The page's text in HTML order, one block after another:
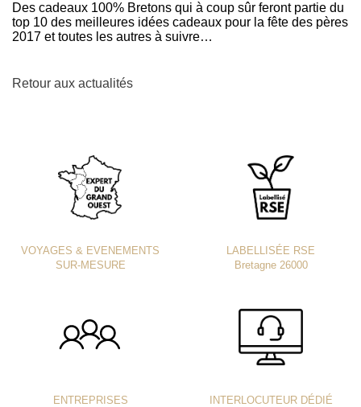
Des cadeaux 100% Bretons qui à coup sûr feront partie du
top 10 des meilleures idées cadeaux pour la fête des pères
2017 et toutes les autres à suivre…
Retour aux actualités
VOYAGES & EVENEMENTS
SUR-MESURE
LABELLISÉE RSE
Bretagne 26000
ENTREPRISES
INTERLOCUTEUR DÉDIÉ